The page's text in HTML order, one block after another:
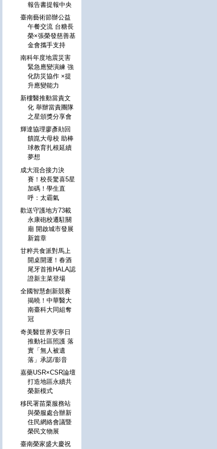
報告書提報中央
臺南藝術節辦公益
午餐交流 台糖長
榮×張榮發慈善基
金會攜手支持
南科年度地震災害
緊急應變演練 強
化防災協作 ×提
升應變能力
新樓醫推動當責文
化 舉辦當責團隊
之星頒獎分享會
輝達協理廖彥勛回
饋崑大母校 助棒
球教育扎根延續
夢想
成大混合接力決
賽！校長驚喜5星
加碼！學生直
呼：太霸氣
歡送守護地方73載
永康砲校遷駐關
廟 開啟城市發展
新篇章
甘粹共食派對馬上
開桌開運！春酒
尾牙首推HALA認
證新主菜登場
全國智慧創新競賽
揭曉！中華醫大
南臺科大同組奪
冠
奇美醫世界安寧日
推動社區照護 落
實「無人被遺
落」承諾/影音
嘉藥USR×CSR論壇
打造地區永續共
榮新模式
移民署苗栗服務站
與榮服處合辦新
住民網絡會議暨
榮民文物展
臺南榮家盛大慶祝